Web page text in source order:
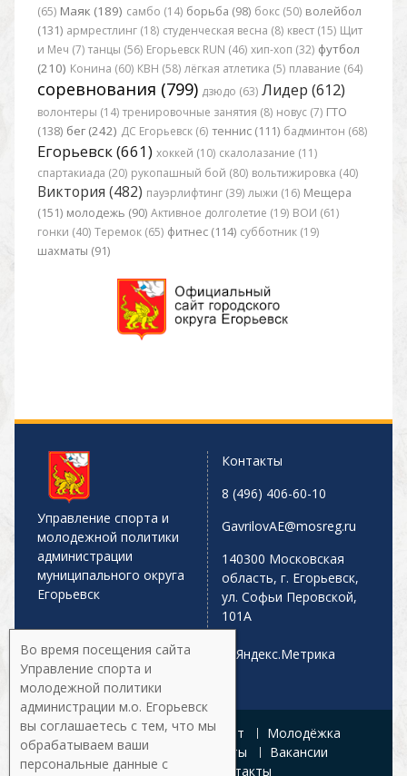
(65) Маяк (189) самбо (14) борьба (98) бокс (50) волейбол
(131) армрестлинг (18) студенческая весна (8) квест (15) Щит
и Меч (7) танцы (56) Егорьевск RUN (46) хип-хоп (32) футбол
(210) Конина (60) КВН (58) лёгкая атлетика (5) плавание (64)
соревнования (799) дзюдо (63) Лидер (612)
волонтеры (14) тренировочные занятия (8) новус (7) ГТО
(138) бег (242) ДС Егорьевск (6) теннис (111) бадминтон (68)
Егорьевск (661) хоккей (10) скалолазание (11)
спартакиада (20) рукопашный бой (80) вольтижировка (40)
Виктория (482) пауэрлифтинг (39) лыжи (16) Мещера
(151) молодежь (90) Активное долголетие (19) ВОИ (61)
гонки (40) Теремок (65) фитнес (114) субботник (19)
шахматы (91)
Управление спорта и
молодежной политики
администрации
муниципального округа
Егорьевск
Контакты
8 (496) 406-60-10
GavrilovAE@mosreg.ru
140300 Московская
область, г. Егорьевск,
ул. Софьи Перовской,
101А
Главная Афиша Спорт
Молодёжка
Управление
Документы
Вакансии
Галерея
Контакты
Во время посещения сайта
Управление спорта и
молодежной политики
администрации м.о. Егорьевск
вы соглашаетесь с тем, что мы
обрабатываем ваши
персональные данные с